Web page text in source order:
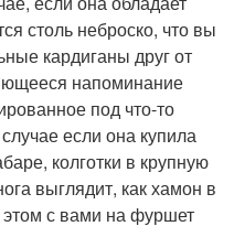
столь неброско, что вы
кардиганы друг от
напоминание
под что-то
если она купила
колготки в крупную
выглядит, как хамон в
этом с вами на фуршет